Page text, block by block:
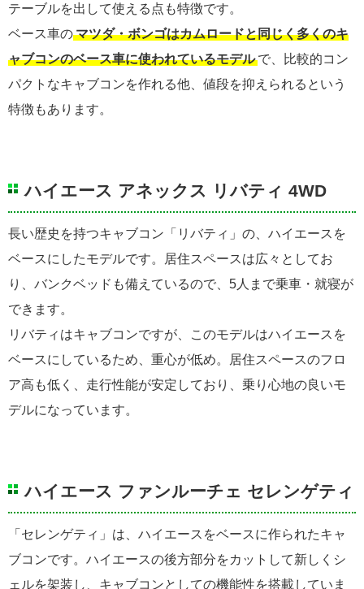
テーブルを出して使える点も特徴です。
ベース車のマツダ・ボンゴはカムロードと同じく多くのキ
ャブコンのベース車に使われているモデル で、比較的コン
パクトなキャブコンを作れる他、値段を抑えられるという
特徴もあります。
ハイエース アネックス リバティ 4WD
長い歴史を持つキャブコン「リバティ」の、ハイエースを
ベースにしたモデルです。居住スペースは広々としてお
り、バンクベッドも備えているので、5人まで乗車・就寝が
できます。
リバティはキャブコンですが、このモデルはハイエースを
ベースにしているため、重心が低め。居住スペースのフロ
ア高も低く、走行性能が安定しており、乗り心地の良いモ
デルになっています。
ハイエース ファンルーチェ セレンゲティ
「セレンゲティ」は、ハイエースをベースに作られたキャ
ブコンです。ハイエースの後方部分をカットして新しくシ
ェルを架装し、キャブコンとしての機能性を搭載していま